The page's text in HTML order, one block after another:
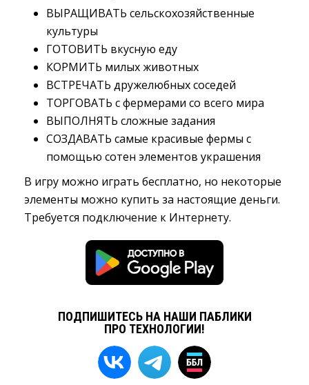
ВЫРАЩИВАТЬ сельскохозяйственные
культуры
ГОТОВИТЬ вкусную еду
КОРМИТЬ милых животных
ВСТРЕЧАТЬ дружелюбных соседей
ТОРГОВАТЬ с фермерами со всего мира
ВЫПОЛНЯТЬ сложные задания
СОЗДАВАТЬ самые красивые фермы с
помощью сотен элементов украшения
В игру можно играть бесплатно, но некоторые
элементы можно купить за настоящие деньги.
Требуется подключение к Интернету.
ПОДПИШИТЕСЬ НА НАШИ ПАБЛИКИ
ПРО ТЕХНОЛОГИИ!